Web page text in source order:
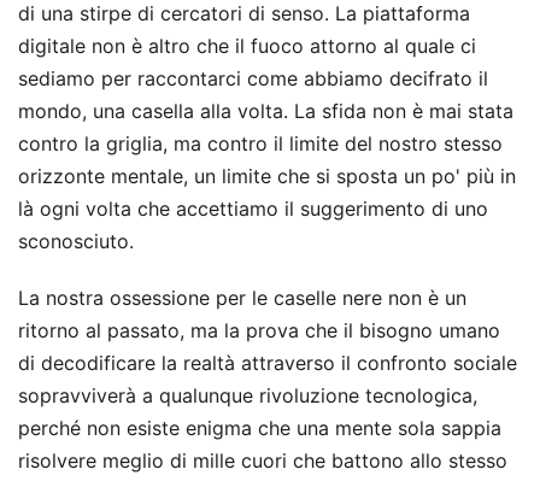
di una stirpe di cercatori di senso. La piattaforma
digitale non è altro che il fuoco attorno al quale ci
sediamo per raccontarci come abbiamo decifrato il
mondo, una casella alla volta. La sfida non è mai stata
contro la griglia, ma contro il limite del nostro stesso
orizzonte mentale, un limite che si sposta un po' più in
là ogni volta che accettiamo il suggerimento di uno
sconosciuto.
La nostra ossessione per le caselle nere non è un
ritorno al passato, ma la prova che il bisogno umano
di decodificare la realtà attraverso il confronto sociale
sopravviverà a qualunque rivoluzione tecnologica,
perché non esiste enigma che una mente sola sappia
risolvere meglio di mille cuori che battono allo stesso